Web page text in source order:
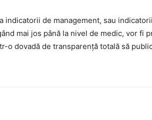
indicatorii de management, sau
mai jos până la nivel de medic, vor
o dovadă de transparență totală să